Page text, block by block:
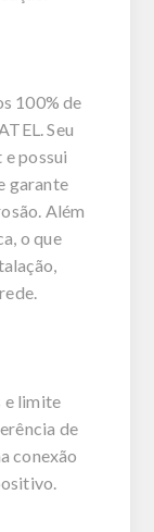
100% de
Seu
possui
garante
Além
o que
e limite
de
conexão